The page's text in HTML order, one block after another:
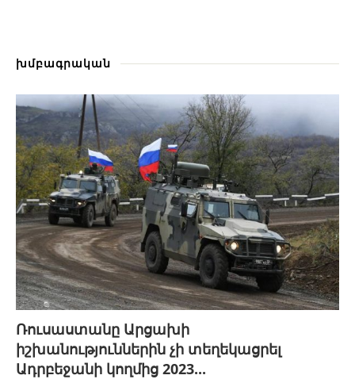
խմբագրական
Ռուսաստանը Արցախի
իշխանություններին չի տեղեկացրել
Ադրբեջանի կողմից 2023...